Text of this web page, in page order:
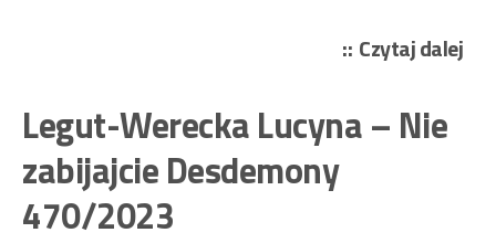
Czytaj dalej
Legut-Werecka Lucyna – Nie
zabijajcie Desdemony
470/2023